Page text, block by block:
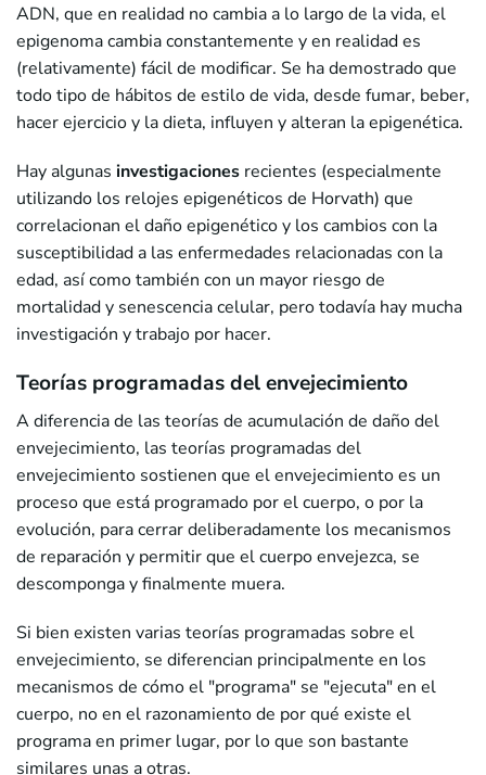
ADN, que en realidad no cambia a lo largo de la vida, el
epigenoma cambia constantemente y en realidad es
(relativamente) fácil de modificar. Se ha demostrado que
todo tipo de hábitos de estilo de vida, desde fumar, beber,
hacer ejercicio y la dieta, influyen y alteran la epigenética.
Hay algunas investigaciones recientes (especialmente
utilizando los relojes epigenéticos de Horvath) que
correlacionan el daño epigenético y los cambios con la
susceptibilidad a las enfermedades relacionadas con la
edad, así como también con un mayor riesgo de
mortalidad y senescencia celular, pero todavía hay mucha
investigación y trabajo por hacer.
Teorías programadas del envejecimiento
A diferencia de las teorías de acumulación de daño del
envejecimiento, las teorías programadas del
envejecimiento sostienen que el envejecimiento es un
proceso que está programado por el cuerpo, o por la
evolución, para cerrar deliberadamente los mecanismos
de reparación y permitir que el cuerpo envejezca, se
descomponga y finalmente muera.
Si bien existen varias teorías programadas sobre el
envejecimiento, se diferencian principalmente en los
mecanismos de cómo el "programa" se "ejecuta" en el
cuerpo, no en el razonamiento de por qué existe el
programa en primer lugar, por lo que son bastante
similares unas a otras.